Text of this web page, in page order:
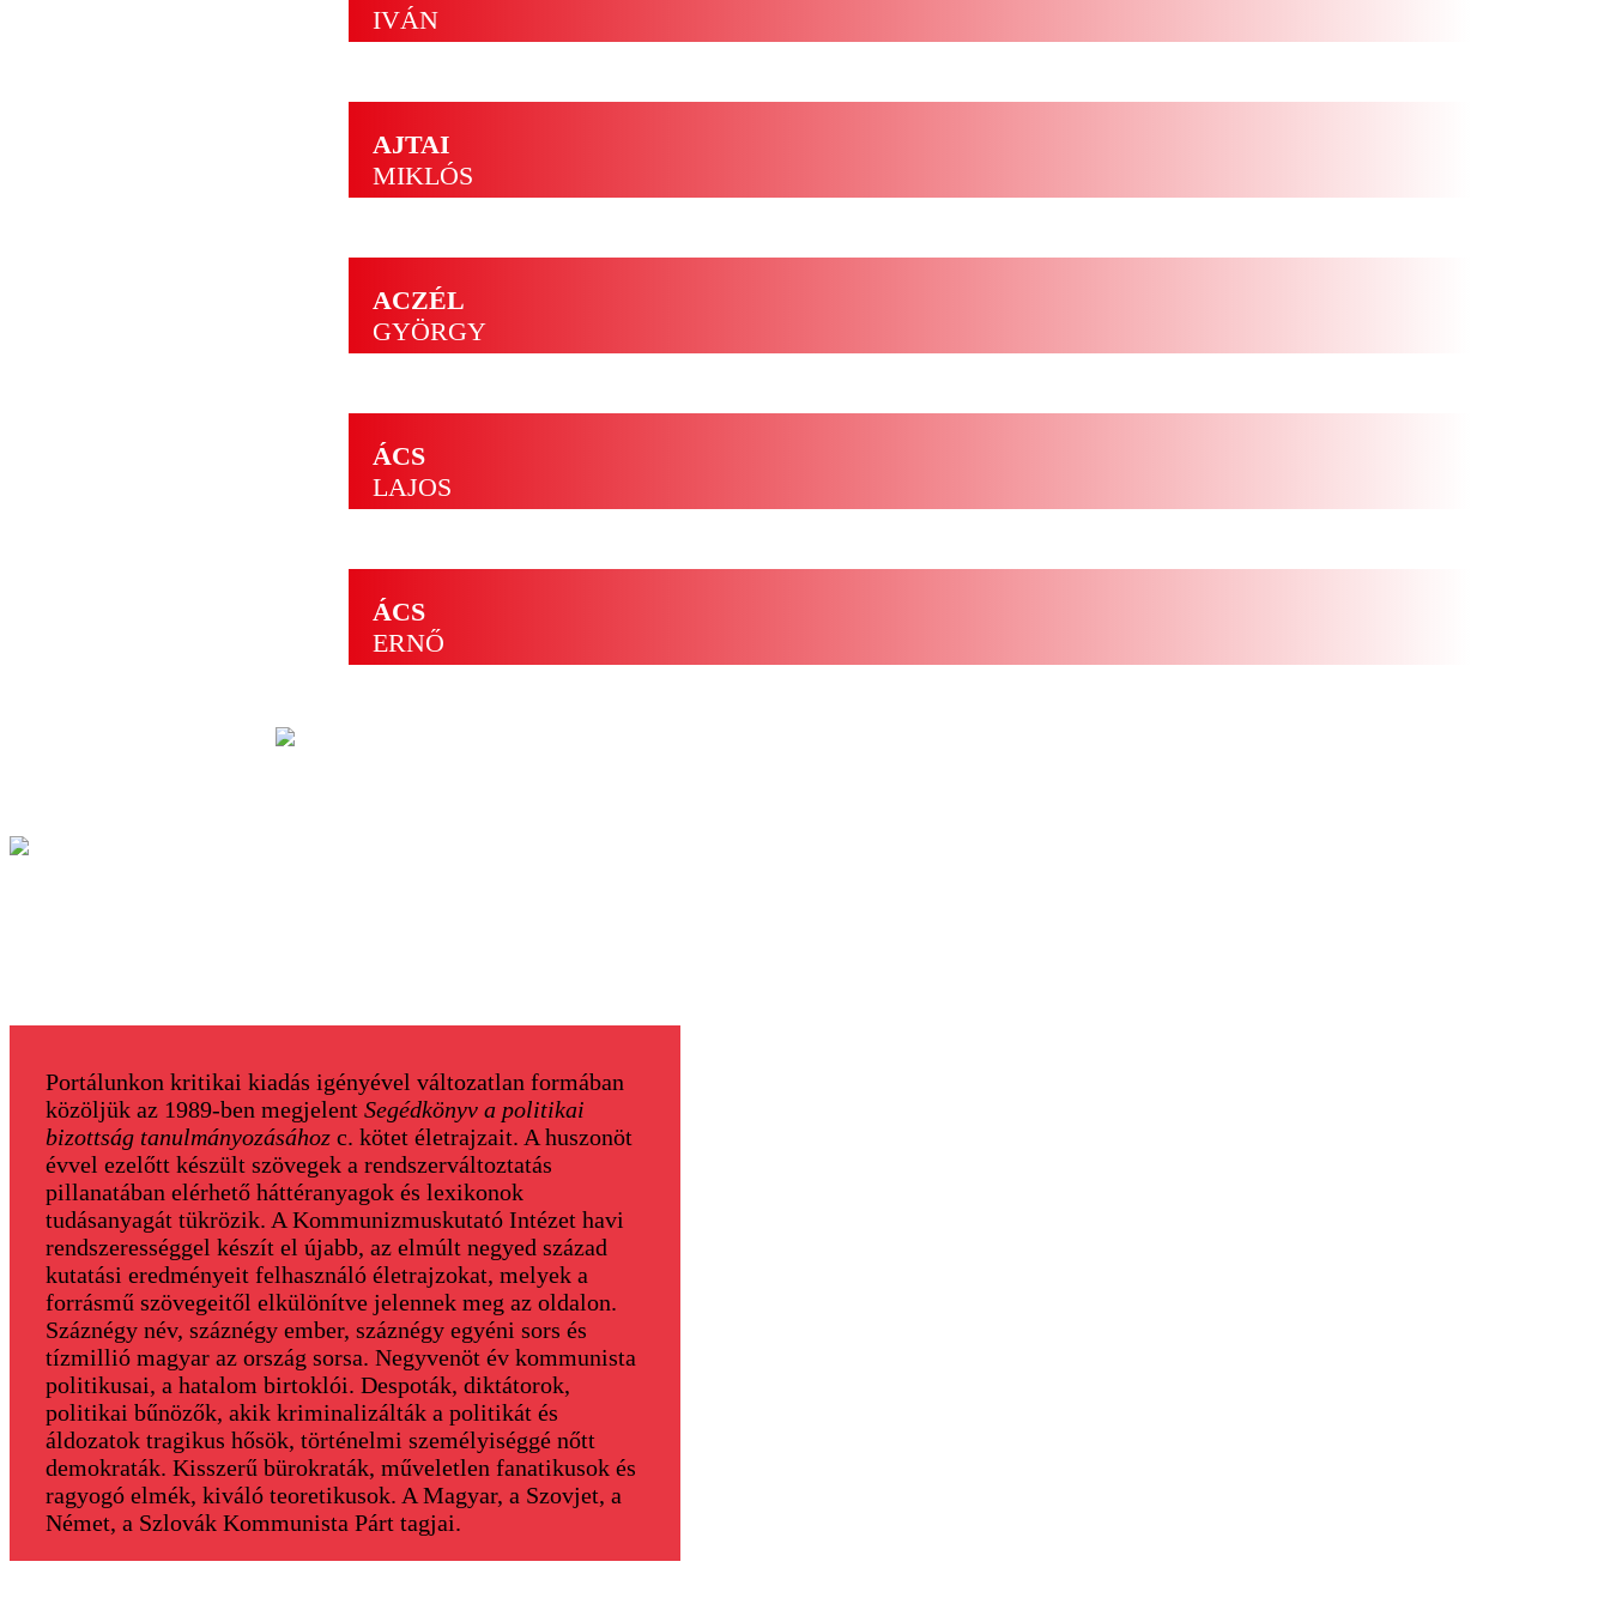
IVÁN
AJTAI
MIKLÓS
ACZÉL
GYÖRGY
ÁCS
LAJOS
ÁCS
ERNŐ
Portálunkon kritikai kiadás igényével változatlan formában
közöljük az 1989-ben megjelent Segédkönyv a politikai
bizottság tanulmányozásához c. kötet életrajzait. A huszonöt
évvel ezelőtt készült szövegek a rendszerváltoztatás
pillanatában elérhető háttéranyagok és lexikonok
tudásanyagát tükrözik. A Kommunizmuskutató Intézet havi
rendszerességgel készít el újabb, az elmúlt negyed század
kutatási eredményeit felhasználó életrajzokat, melyek a
forrásmű szövegeitől elkülönítve jelennek meg az oldalon.
Száznégy név, száznégy ember, száznégy egyéni sors és
tízmillió magyar az ország sorsa. Negyvenöt év kommunista
politikusai, a hatalom birtoklói. Despoták, diktátorok,
politikai bűnözők, akik kriminalizálták a politikát és
áldozatok tragikus hősök, történelmi személyiséggé nőtt
demokraták. Kisszerű bürokraták, műveletlen fanatikusok és
ragyogó elmék, kiváló teoretikusok. A Magyar, a Szovjet, a
Német, a Szlovák Kommunista Párt tagjai.